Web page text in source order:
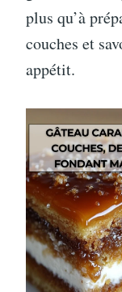
plus qu’à
couches et
appétit.